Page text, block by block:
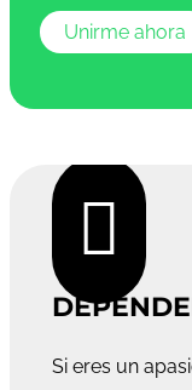
Unirme ahora

Si eres un